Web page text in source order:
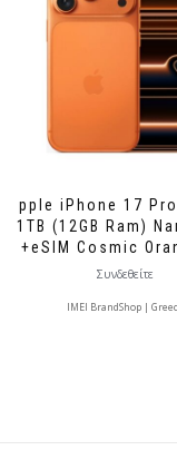
Apple iPhone 17
1TB (12GB Ram)
+eSIM Cosmic
Συνδεθείτε
IMEI BrandShop |